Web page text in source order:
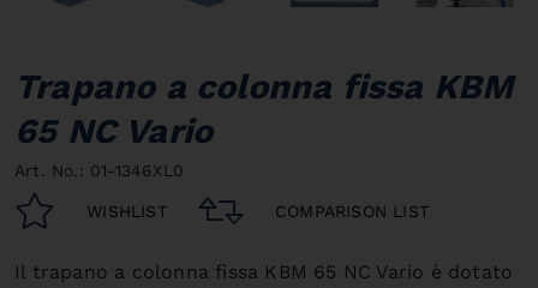
Trapano a colonna fissa KBM
65 NC Vario
Art. No.: 01-1346XL0
WISHLIST COMPARISON LIST
Il trapano a colonna fissa KBM 65 NC Vario è dotato